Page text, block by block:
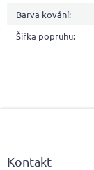
Barva kování:
Šířka popruhu:
Kontakt